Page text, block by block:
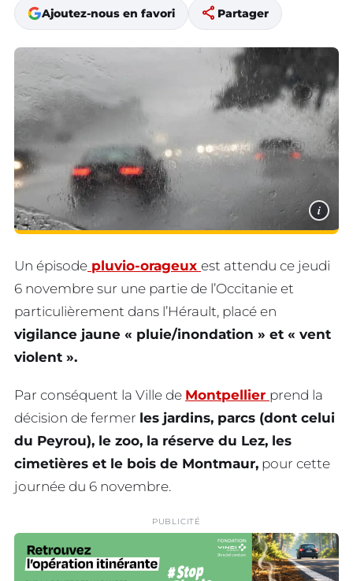
Ajoutez-nous en favori share Partager
i
Un épisode pluvio-orageux est attendu ce jeudi
6 novembre sur une partie de l’Occitanie et
particulièrement dans l’Hérault, placé en
vigilance jaune « pluie/inondation » et « vent
violent ».
Par conséquent la Ville de Montpellier prend la
décision de fermer les jardins, parcs (dont celui
du Peyrou), le zoo, la réserve du Lez, les
cimetières et le bois de Montmaur, pour cette
journée du 6 novembre.
PUBLICITÉ